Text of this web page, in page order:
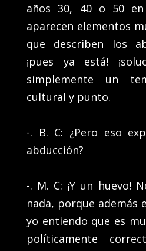
años 30, 40 o 50 en
aparecen elementos
que describen los
¡pues ya está!
simplemente un
cultural y punto.
-. B. C: ¿Pero eso
abducción?
-. M. C: ¡Y un huevo!
nada, porque además
yo entiendo que es
políticamente